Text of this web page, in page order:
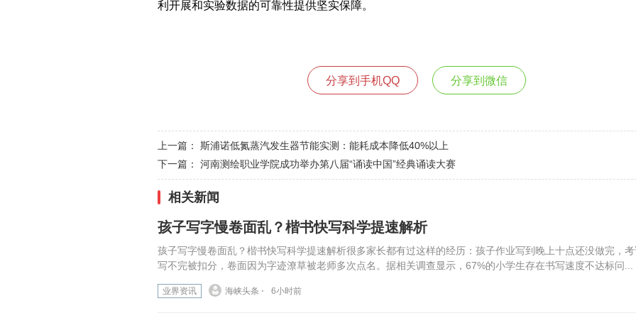
利开展和实验数据的可靠性提供坚实保障。
分享到手机QQ 分享到微信
上一篇： 斯浦诺低氮蒸汽发生器节能实测：能耗成本降低40%以上
下一篇： 河南测绘职业学院成功举办第八届“诵读中国”经典诵读大赛
相关新闻
孩子写字慢卷面乱？楷书快写科学提速解析
孩子写字慢卷面乱？楷书快写科学提速解析很多家长都有过这样的经历：孩子作业写到晚上十点还没做完，
写不完被扣分，卷面因为字迹潦草被老师多次点名。据相关调查显示，67%的小学生存在书写速度不达标问...
业界资讯 海峡头条 ⋅ 6小时前